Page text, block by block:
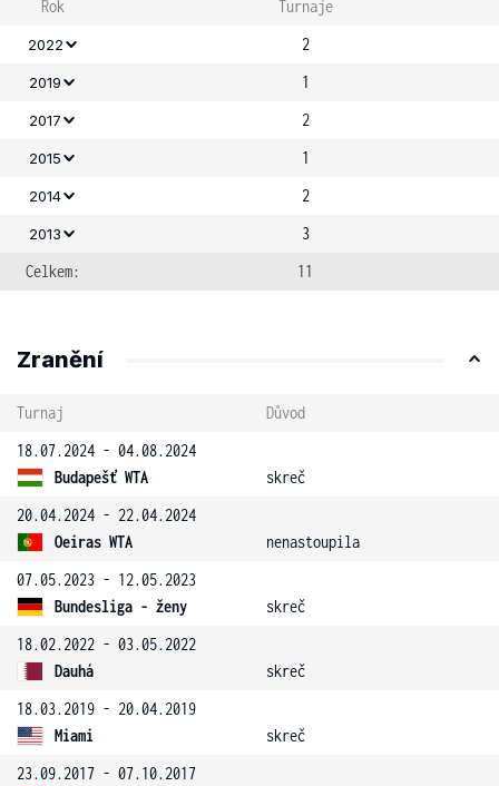
Rok Turnaje
2022 2
2019 1
2017 2
2015 1
2014 2
2013
3
Celkem:
11
Zranění
Turnaj
Důvod
18.07.2024 - 04.08.2024
Budapešť WTA
skreč
20.04.2024 - 22.04.2024
Oeiras WTA
nenastoupila
07.05.2023 - 12.05.2023
Bundesliga - ženy
skreč
18.02.2022 - 03.05.2022
Dauhá
skreč
18.03.2019 - 20.04.2019
Miami
skreč
23.09.2017 - 07.10.2017